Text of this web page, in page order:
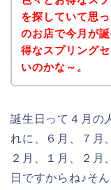
を探していて思
のお店で今月が
得なスプリング
いのかな～。
誕生日って４月の
れに、６月、７月
２月、１月、２月
日ですからね♪そ